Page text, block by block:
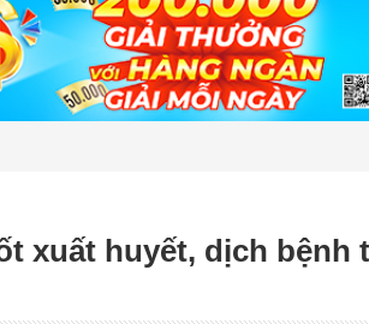
xuất huyết, dịch bệnh